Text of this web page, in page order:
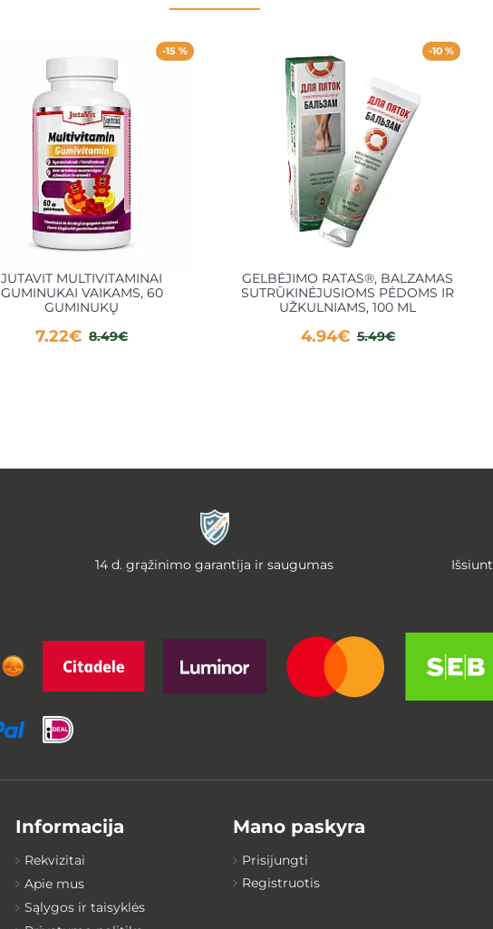
-15 %
JUTAVIT MULTIVITAMINAI
GUMINUKAI VAIKAMS, 60
GUMINUKŲ
7.22€ 8.49€
-10 %
GELBĖJIMO RATAS®, BALZAMAS
SUTRŪKINĖJUSIOMS PĖDOMS IR
UŽKULNIAMS, 100 ML
4.94€ 5.49€
14 d. grąžinimo garantija ir saugumas
Informacija
Rekvizitai
Apie mus
Sąlygos ir taisyklės
Mano paskyra
Prisijungti
Registruotis